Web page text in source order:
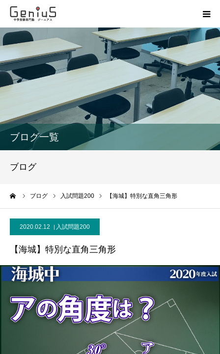
ブログ一覧
ブログ
ブログ 入試問題200 【海城】特別な直角三角形
2020.02.12 入試問題200
【海城】特別な直角三角形
授業
志望校別特訓
模試
お問い合わせ